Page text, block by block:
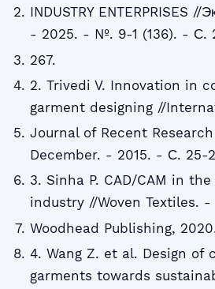
INDUSTRY ENTERPRISES //
- 2025. - №. 9-1 (136). - С.
267.
2. Trivedi V. Innovation in
garment designing //
Journal of Recent
December. - 2015. - С. 25-
3. Sinha P. CAD/CAM in
industry //Woven Textiles. -
Woodhead Publishing,
4. Wang Z. et al. Design of
garments towards